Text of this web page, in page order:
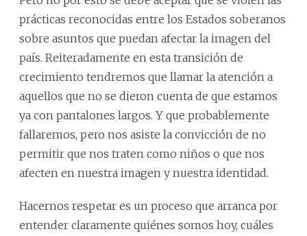
prácticas reconocidas entre los Estados soberanos
sobre asuntos que puedan afectar la imagen del
país. Reiteradamente en esta transición de
crecimiento tendremos que llamar la atención a
aquellos que no se dieron cuenta de que estamos
ya con pantalones largos. Y que probablemente
fallaremos, pero nos asiste la convicción de no
permitir que nos traten como niños o que nos
afecten en nuestra imagen y nuestra identidad.
Hacernos respetar es un proceso que arranca por
entender claramente quiénes somos hoy, cuáles